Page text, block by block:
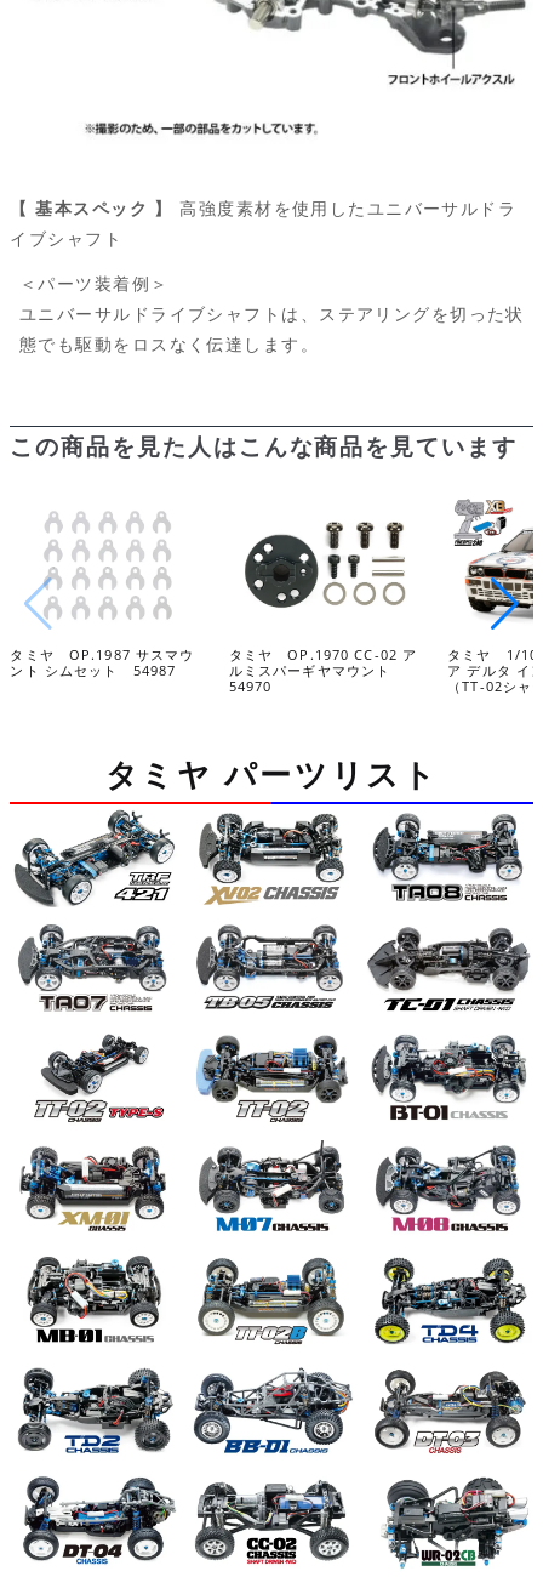
【 基本スペック 】
高強度素材を使用したユニバーサルドラ
イブシャフト
＜パーツ装着例＞
ユニバーサルドライブシャフトは、ステアリングを切った状
態でも駆動をロスなく伝達します。
この商品を見た人はこんな商品を見ています
タミヤ OP.1987 サスマウ
ント シムセット 54987
タミヤ OP.1970 CC-02 ア
ルミスパーギヤマウント
54970
タミヤ 1/
ア デルタ イ
（TT-02シ
タミヤ パーツリスト